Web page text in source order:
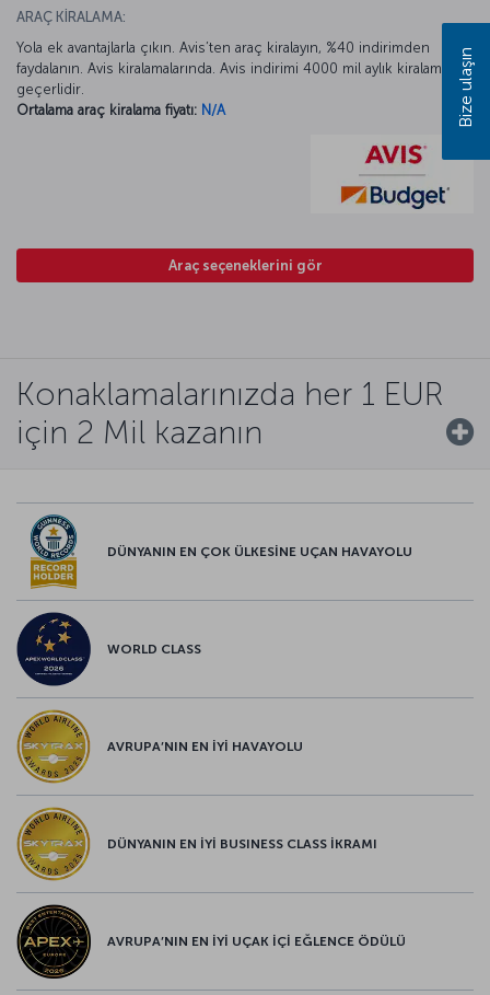
ARAÇ KİRALAMA:
Yola ek avantajlarla çıkın. Avis’ten araç kiralayın, %40 indirimden
faydalanın. Avis kiralamalarında. Avis indirimi 4000 mil aylık kiralamada
geçerlidir.
Ortalama araç kiralama fiyatı: N/A
Araç seçeneklerini gör
Konaklamalarınızda her 1 EUR
için 2 Mil kazanın
DÜNYANIN EN ÇOK ÜLKESİNE UÇAN HAVAYOLU
WORLD CLASS
AVRUPA’NIN EN İYİ HAVAYOLU
DÜNYANIN EN İYİ BUSINESS CLASS İKRAMI
AVRUPA’NIN EN İYİ UÇAK İÇİ EĞLENCE ÖDÜLÜ
Bize ulaşın